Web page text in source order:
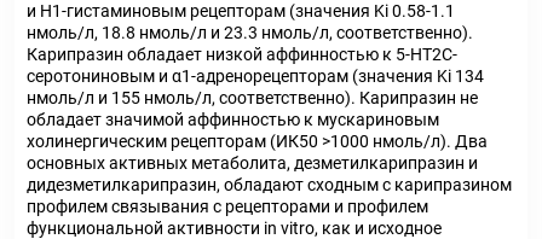
и Н1-гистаминовым рецепторам (значения Ki 0.58-1.1
нмоль/л, 18.8 нмоль/л и 23.3 нмоль/л, соответственно).
Карипразин обладает низкой аффинностью к 5-НТ2С-
серотониновым и α1-адренорецепторам (значения Ki 134
нмоль/л и 155 нмоль/л, соответственно). Карипразин не
обладает значимой аффинностью к мускариновым
холинергическим рецепторам (ИК50 >1000 нмоль/л). Два
основных активных метаболита, дезметилкарипразин и
дидезметилкарипразин, обладают сходным с карипразином
профилем связывания с рецепторами и профилем
функциональной активности in vitro, как и исходное